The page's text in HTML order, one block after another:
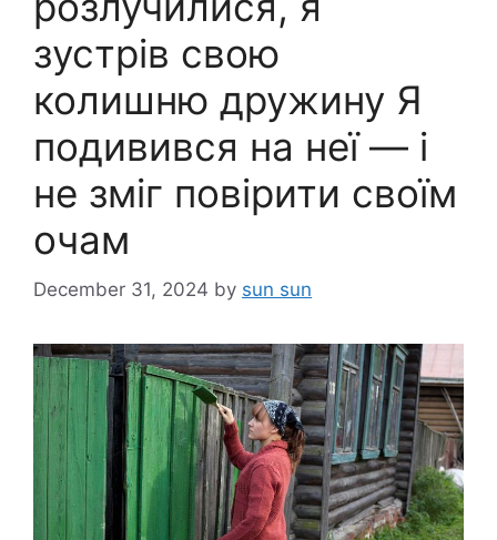
зустрів свою
колишню дружину Я
подивився на неї — і
не зміг повірити своїм
очам
December 31, 2024 by sun sun